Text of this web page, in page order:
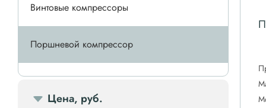
Винтовые компрессоры
Поршневой компрессор
Спиральные компрессоры
Цена, руб.